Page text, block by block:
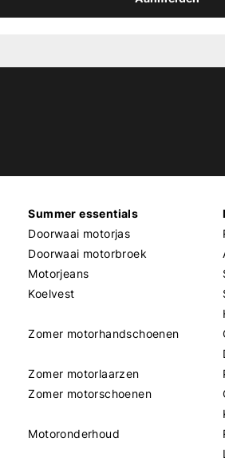
Summer essentials
Doorwaai motorjas
Doorwaai motorbroek
Motorjeans
Koelvest
Zomer motorhandschoenen
Zomer motorlaarzen
Zomer motorschoenen
Motoronderhoud